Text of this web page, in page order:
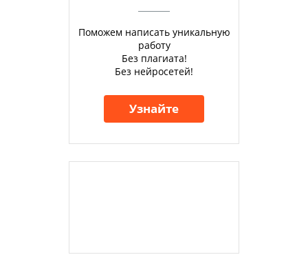
Поможем написать уникальную
работу
Без плагиата!
Без нейросетей!
Узнайте